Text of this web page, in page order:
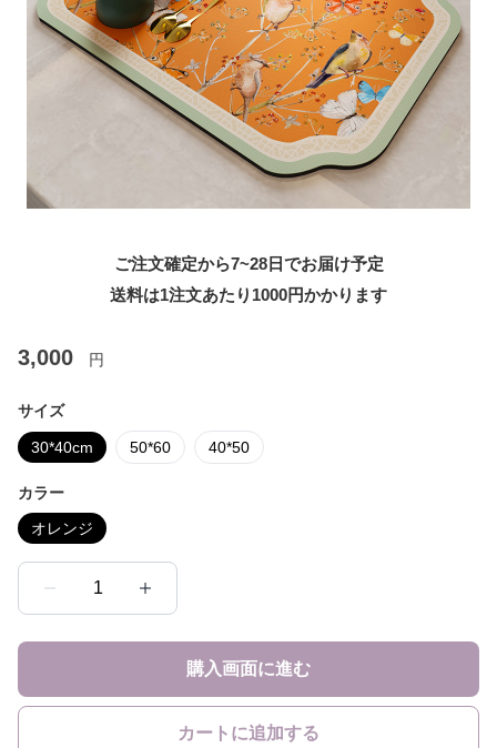
ご注文確定から7~28日でお届け予定
送料は1注文あたり 1000円かかります
3,000 円
サイズ
30*40cm 50*60 40*50
カラー
オレンジ
1
購入画面に進む
カートに追加する